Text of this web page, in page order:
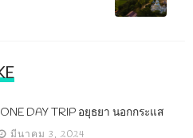
DAY TRIP อยุธยา นอกกระแส
มีนาคม 3, 2024